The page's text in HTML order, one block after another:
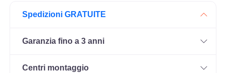
Spedizioni GRATUITE
Garanzia fino a 3 anni
Centri montaggio